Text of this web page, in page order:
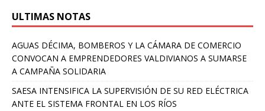
ULTIMAS NOTAS
AGUAS DÉCIMA, BOMBEROS Y LA CÁMARA DE COMERCIO
CONVOCAN A EMPRENDEDORES VALDIVIANOS A SUMARSE
A CAMPAÑA SOLIDARIA
SAESA INTENSIFICA LA SUPERVISIÓN DE SU RED ELÉCTRICA
ANTE EL SISTEMA FRONTAL EN LOS RÍOS